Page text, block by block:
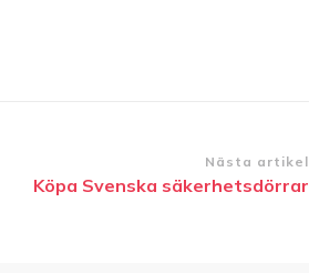
Nästa artikel
Köpa Svenska säkerhetsdörrar